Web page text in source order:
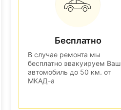
Бесплатно
В случае ремонта мы
бесплатно эвакуируем Ваш
автомобиль до 50 км. от
МКАД-а